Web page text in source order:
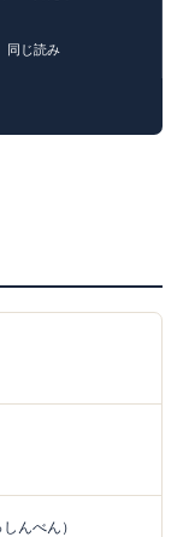
同じ読み
んべん）